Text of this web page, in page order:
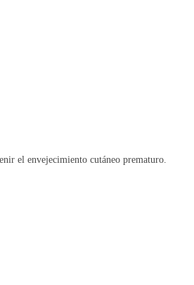
el envejecimiento cutáneo prematuro.